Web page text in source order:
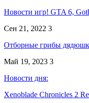
Новости игр! GTA 6,
Сен 21, 2022 3
Отборные грибы
Май 19, 2023 3
Новости дня:
Xenoblade Chronicles 2